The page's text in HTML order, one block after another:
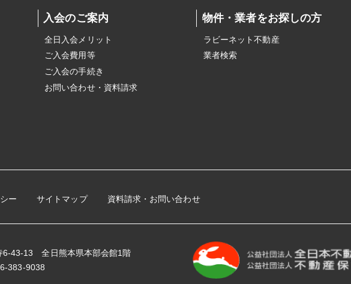
入会のご案内
全日入会メリット
ご入会費用等
ご入会の手続き
お問い合わせ・資料請求
物件・業者をお探しの方
ラビーネット不動産
業者検索
ー サイトマップ 資料請求・お問い合わせ
6-43-13 全日熊本県本部会館1階
383-9038